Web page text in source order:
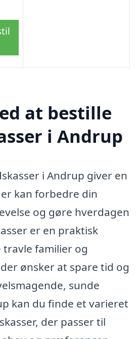
at bestille
i Andrup
i Andrup giver en
kan forbedre din
og gøre hverdagen
er en praktisk
familier og
ønsker at spare tid og
sunde
kan du finde et varieret
der passer til